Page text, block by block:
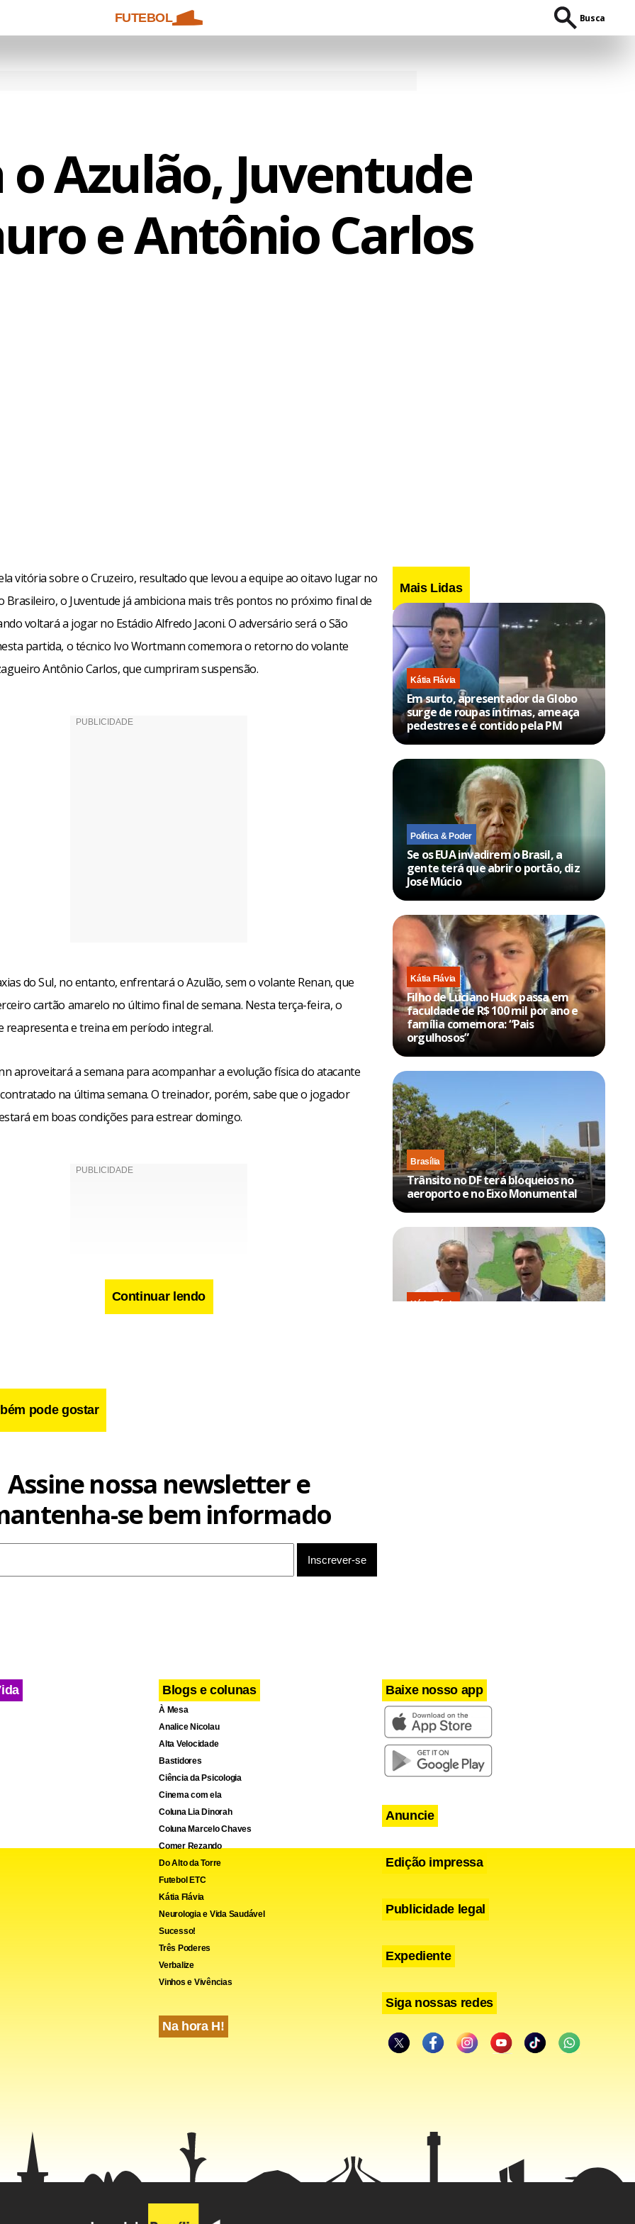
FUTEBOL Busca
Azulão, Juventude
e Antônio Carlos
vitória sobre o Cruzeiro, resultado que levou a equipe ao oitavo lugar no
Brasileiro, o Juventude já ambiciona mais três pontos no próximo final de
voltará a jogar no Estádio Alfredo Jaconi. O adversário será o São
partida, o técnico Ivo Wortmann comemora o retorno do volante
Antônio Carlos, que cumpriram suspensão.
do Sul, no entanto, enfrentará o Azulão, sem o volante Renan, que
cartão amarelo no último final de semana. Nesta terça-feira, o
reapresenta e treina em período integral.
aproveitará a semana para acompanhar a evolução física do atacante
na última semana. O treinador, porém, sabe que o jogador
em boas condições para estrear domingo.
LinkedIn
Twitter
X
Continuar lendo
pode gostar
Mais Lidas
Kátia Flávia
Em surto, apresentador da Globo
surge de roupas íntimas, ameaça
pedestres e é contido pela PM
Política & Poder
Se os EUA invadirem o Brasil, a
gente terá que abrir o portão, diz
José Múcio
Kátia Flávia
Filho de Luciano Huck passa em
faculdade de R$ 100 mil por ano e
família comemora: “Pais
orgulhosos”
Brasília
Trânsito no DF terá bloqueios no
aeroporto e no Eixo Monumental
Kátia Flávia
Assine nossa newsletter e
se bem informado
Blogs e colunas
À Mesa
Analice Nicolau
Alta Velocidade
Bastidores
Ciência da Psicologia
Cinema com ela
Coluna Lia Dinorah
Coluna Marcelo Chaves
Comer Rezando
Do Alto da Torre
Futebol ETC
Kátia Flávia
Neurologia e Vida Saudável
Sucesso!
Três Poderes
Verbalize
Vinhos e Vivências
Na hora H!
Baixe nosso app
Anuncie
Edição impressa
Publicidade legal
Expediente
Siga nossas redes